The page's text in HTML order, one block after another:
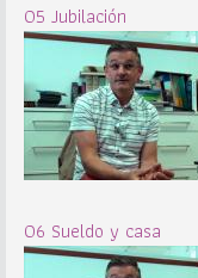
05 Jubilación
06 Sueldo y casa